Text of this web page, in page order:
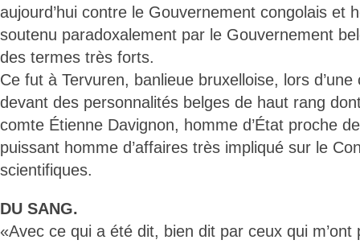
aujourd’hui contre le Gouvernement congolais et
soutenu paradoxalement par le Gouvernement
des termes très forts.
Ce fut à Tervuren, banlieue bruxelloise, lors
devant des personnalités belges de haut rang
comte Étienne Davignon, homme d’État proche
puissant homme d’affaires très impliqué sur le
scientifiques.
DU SANG.
«Avec ce qui a été dit, bien dit par ceux qui